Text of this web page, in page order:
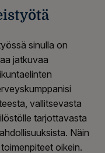
sinulla on
jatkuvaa
vallitsevasta
tarjottavasta
Näin
oikein.